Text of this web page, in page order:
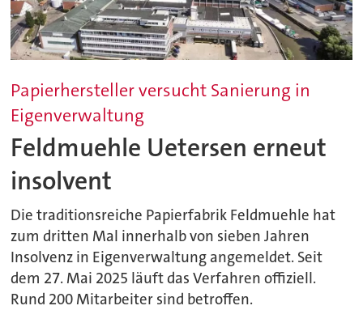
Papierhersteller versucht Sanierung in
Eigenverwaltung
Feldmuehle Uetersen erneut
insolvent
Die traditionsreiche Papierfabrik Feldmuehle hat
zum dritten Mal innerhalb von sieben Jahren
Insolvenz in Eigenverwaltung angemeldet. Seit
dem 27. Mai 2025 läuft das Verfahren offiziell.
Rund 200 Mitarbeiter sind betroffen.